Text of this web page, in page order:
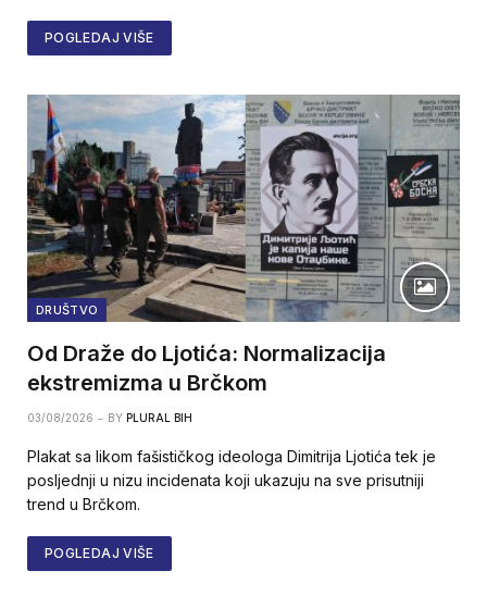
POGLEDAJ VIŠE
DRUŠTVO
Od Draže do Ljotića: Normalizacija
ekstremizma u Brčkom
03/08/2026 BY PLURAL BIH
Plakat sa likom fašističkog ideologa Dimitrija Ljotića tek je
posljednji u nizu incidenata koji ukazuju na sve prisutniji
trend u Brčkom.
POGLEDAJ VIŠE